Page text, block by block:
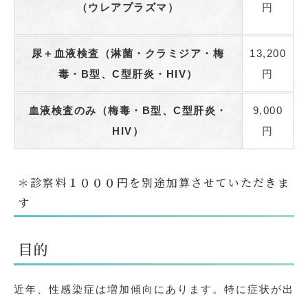
（ウレアプラズマ）
円
尿＋血液検査（淋菌・クラミジア・梅
毒・B型、C型肝炎・HIV）
13,200
円
血液検査のみ（梅毒・B型、C型肝炎・
HIV）
9,000
円
＊診察料１０００円を別途加算させていただきま
す
目的
近年、性感染症は増加傾向にあります。特に症状が出